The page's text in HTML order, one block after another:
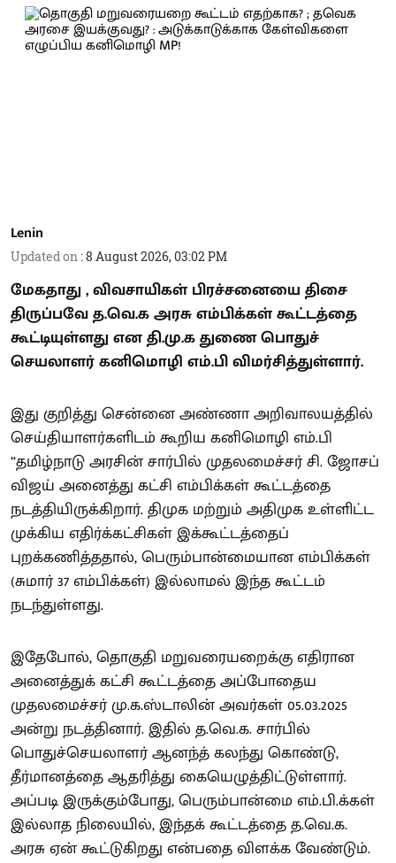
Lenin
Updated on :8 August 2026, 03:02 PM
மேகதாது , விவசாயிகள் பிரச்சனையை திசை
திருப்பவே த.வெ.க அரசு எம்பிக்கள் கூட்டத்தை
கூட்டியுள்ளது என தி.மு.க துணை பொதுச்
செயலாளர் கனிமொழி எம்.பி விமர்சித்துள்ளார்.
இது குறித்து சென்னை அண்ணா அறிவாலயத்தில்
செய்தியாளர்களிடம் கூறிய கனிமொழி எம்.பி
”தமிழ்நாடு அரசின் சார்பில் முதலமைச்சர் சி. ஜோசப்
விஜய் அனைத்து கட்சி எம்பிக்கள் கூட்டத்தை
நடத்தியிருக்கிறார். திமுக மற்றும் அதிமுக உள்ளிட்ட
முக்கிய எதிர்க்கட்சிகள் இக்கூட்டத்தைப்
புறக்கணித்ததால், பெரும்பான்மையான எம்பிக்கள்
(சுமார் 37 எம்பிக்கள்) இல்லாமல் இந்த கூட்டம்
நடந்துள்ளது.
இதேபோல், தொகுதி மறுவரையறைக்கு எதிரான
அனைத்துக் கட்சி கூட்டத்தை அப்போதைய
முதலமைச்சர் மு.க.ஸ்டாலின் அவர்கள் 05.03.2025
அன்று நடத்தினார். இதில் த.வெ.க. சார்பில்
பொதுச்செயலாளர் ஆனந்த் கலந்து கொண்டு,
தீர்மானத்தை ஆதரித்து கையெழுத்திட்டுள்ளார்.
அப்படி இருக்கும்போது, பெரும்பான்மை எம்.பி.க்கள்
இல்லாத நிலையில், இந்தக் கூட்டத்தை த.வெ.க.
அரசு ஏன் கூட்டுகிறது என்பதை விளக்க வேண்டும்.